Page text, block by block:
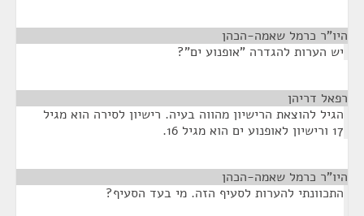
היו"ר כרמל שאמה-הכהן
יש הערות להגדרה "אופנוע ים"?
רפאל דריהן
הגיל להוצאת הרישיון מהווה בעיה. רישיון לסירה הוא מגיל
17 ורישיון לאופנוע ים הוא מגיל 16.
היו"ר כרמל שאמה-הכהן
התכוונתי להערות לסעיף הזה. מי בעד הסעיף?